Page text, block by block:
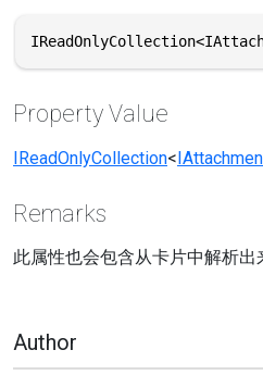
Property Value
IReadOnlyCollection<
Remarks
此属性也会包含从卡片中解析出
Author